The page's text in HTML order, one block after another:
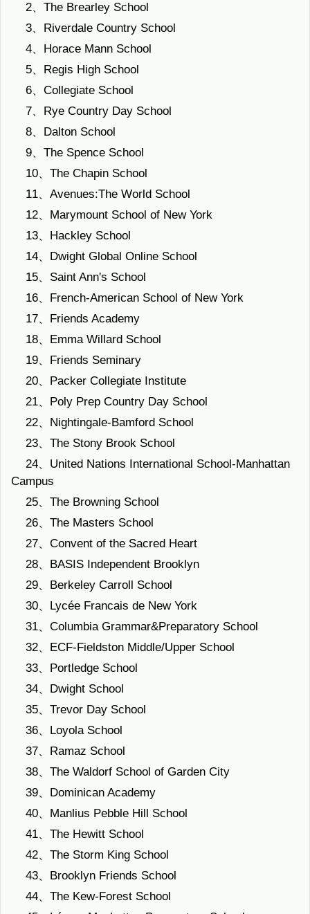
2、The Brearley School
3、Riverdale Country School
4、Horace Mann School
5、Regis High School
6、Collegiate School
7、Rye Country Day School
8、Dalton School
9、The Spence School
10、The Chapin School
11、Avenues:The World School
12、Marymount School of New York
13、Hackley School
14、Dwight Global Online School
15、Saint Ann's School
16、French-American School of New York
17、Friends Academy
18、Emma Willard School
19、Friends Seminary
20、Packer Collegiate Institute
21、Poly Prep Country Day School
22、Nightingale-Bamford School
23、The Stony Brook School
24、United Nations International School-Manhattan
Campus
25、The Browning School
26、The Masters School
27、Convent of the Sacred Heart
28、BASIS Independent Brooklyn
29、Berkeley Carroll School
30、Lycée Francais de New York
31、Columbia Grammar&Preparatory School
32、ECF-Fieldston Middle/Upper School
33、Portledge School
34、Dwight School
35、Trevor Day School
36、Loyola School
37、Ramaz School
38、The Waldorf School of Garden City
39、Dominican Academy
40、Manlius Pebble Hill School
41、The Hewitt School
42、The Storm King School
43、Brooklyn Friends School
44、The Kew-Forest School